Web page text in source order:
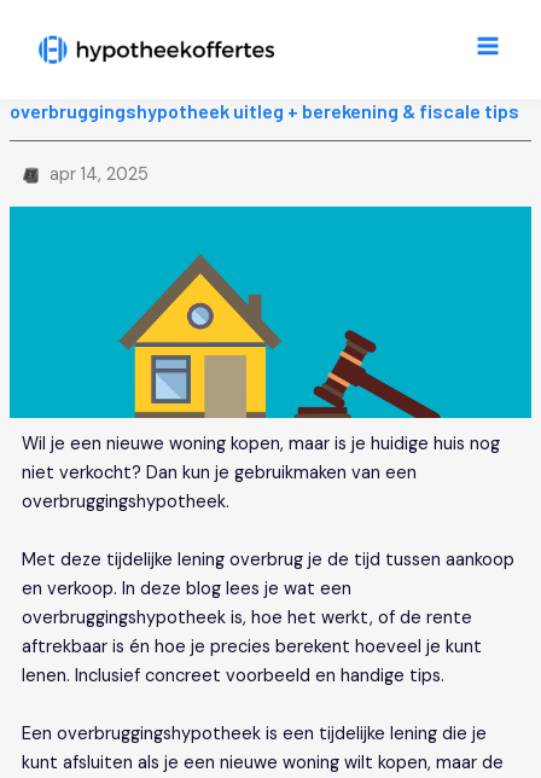
overbruggingshypotheek uitleg + berekening & fiscale tips
apr 14, 2025
Wil je een nieuwe woning kopen, maar is je huidige huis nog
niet verkocht? Dan kun je gebruikmaken van een
overbruggingshypotheek.
Met deze tijdelijke lening overbrug je de tijd tussen aankoop
en verkoop. In deze blog lees je wat een
overbruggingshypotheek is, hoe het werkt, of de rente
aftrekbaar is én hoe je precies berekent hoeveel je kunt
lenen. Inclusief concreet voorbeeld en handige tips.
Een overbruggingshypotheekis een tijdelijke lening die je
kunt afsluiten als je een nieuwe woning wilt kopen, maar de